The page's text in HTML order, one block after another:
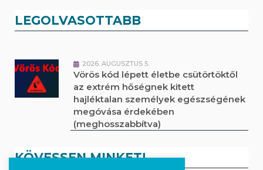
LEGOLVASOTTABB
2026. AUGUSZTUS 5.
Vörös kód lépett életbe csütörtöktől
az extrém hőségnek kitett
hajléktalan személyek egészségének
megóvása érdekében
(meghosszabbítva)
KÖVESSEN MINKET!